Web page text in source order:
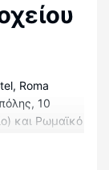
Roma
10
και Ρωμαϊκό